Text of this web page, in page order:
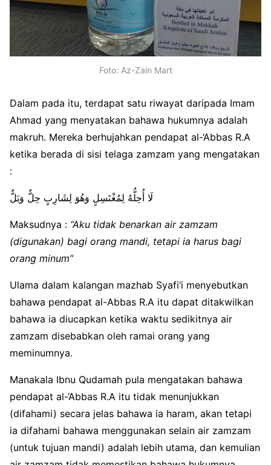
Foto: Az-Zain Mart
Dalam pada itu, terdapat satu riwayat daripada Imam
Ahmad yang menyatakan bahawa hukumnya adalah
makruh. Mereka berhujahkan pendapat al-‘Abbas R.A
ketika berada di sisi telaga zamzam yang mengatakan
:
لَا أُحِلُّهُ لِمُغْتَسِلٍ وَهُوَ لِشَارِبٍ حِلٌّ وَبَلٌّ
Maksudnya : “Aku tidak benarkan air zamzam
(digunakan) bagi orang mandi, tetapi ia harus bagi
orang minum”
Ulama dalam kalangan mazhab Syafi‘i menyebutkan
bahawa pendapat al-Abbas R.A itu dapat ditakwilkan
bahawa ia diucapkan ketika waktu sedikitnya air
zamzam disebabkan oleh ramai orang yang
meminumnya.
Manakala Ibnu Qudamah pula mengatakan bahawa
pendapat al-‘Abbas R.A itu tidak menunjukkan
(difahami) secara jelas bahawa ia haram, akan tetapi
ia difahami bahawa menggunakan selain air zamzam
(untuk tujuan mandi) adalah lebih utama, dan kemulian